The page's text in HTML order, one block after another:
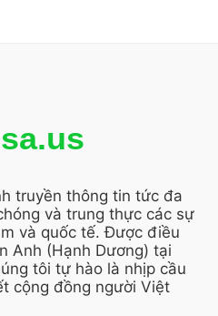
truyền thông tin tức đa
và trung thực các sự
và quốc tế. Được điều
Anh (Hạnh Dương) tại
tôi tự hào là nhịp cầu
cộng đồng người Việt